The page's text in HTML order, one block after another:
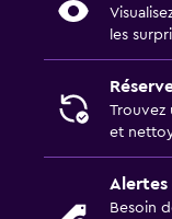
les
Trouvez
et
Alertes
Besoin